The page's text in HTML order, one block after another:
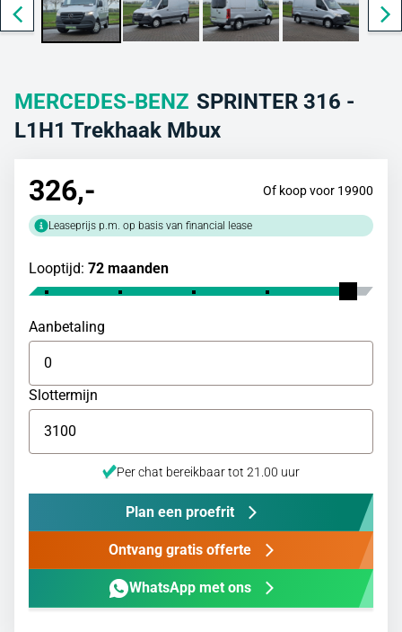
MERCEDES-BENZ SPRINTER 316 -
L1H1 Trekhaak Mbux
326,- Of koop voor 19900
Leaseprijs p.m. op basis van financial lease
Looptijd: 72 maanden
Aanbetaling
Slottermijn
Per chat bereikbaar tot 21.00 uur
Plan een proefrit
Ontvang gratis offerte
WhatsApp met ons